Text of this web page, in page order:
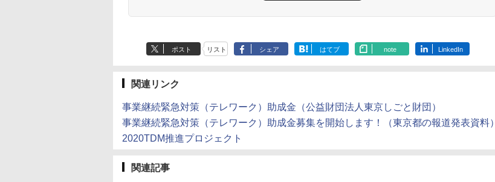
ポスト リスト シェア はてブ note LinkedIn
関連リンク
事業継続緊急対策（テレワーク）助成金（公益財団法人東京しごと財団）
事業継続緊急対策（テレワーク）助成金募集を開始します！（東京都の報道発表資料）
2020TDM推進プロジェクト
関連記事